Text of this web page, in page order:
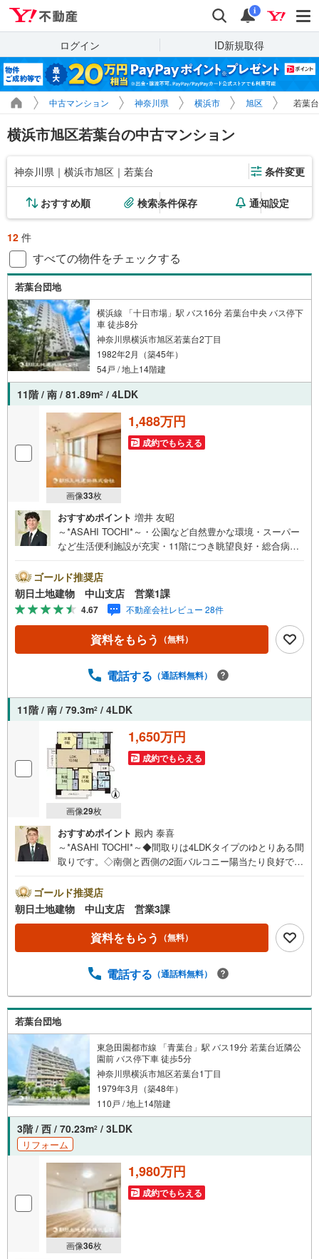
検索 通知
i
ログイン ID新規取得
中古マンション 神奈川県 横浜市 旭区 若葉
横浜市旭区若葉台の中古マンション
神奈川県｜横浜市旭区｜若葉台 条件変更
おすすめ順 検索条件保存 通知設定
12 件
すべての物件をチェックする
若葉台団地
横浜線 「十日市場」駅 バス16分 若葉台中央 バス停下
車 徒歩8分
神奈川県横浜市旭区若葉台2丁目
1982年2月（築45年）
54戸 / 地上14階建
11階 / 南 / 81.89m2 / 4LDK
画像33枚
1,488万円
成約でもらえる
おすすめポイント 増井 友昭
～*ASAHI TOCHI*～・公園など自然豊かな環境・スーパー
など生活便利施設が充実・11階につき眺望良好・総合病院
まで41周年を迎えることができました！ご成約件数7万件達
成!!・当日のご見学も対応可能です！・JR横浜線「中山」
駅徒歩1分！・ご予約は『朝日土地建物中山店』まで！朝日
土地建物グループは地域密着を合言葉に全13店舗でその地
域No.1を目指しております。広告掲載していない物件も多
数ございます。色々廻ったけど良い物件が無いなぁ・・頭
tc.まずは何でもお気軽にご相談ください！有資格者が丁寧
おります!!地域密着だからこそ‥豊富な物件情報と“街”のご
紹介我々だからこその‥ご提案とおもてなし心から「よか
った」と思える住まい、安心のおとりつぎ。朝日土地建物
中山支店でご来店をお待ちしております！
ゴールド推奨店
朝日土地建物 中山支店 営業1課
4.67 不動産会社レビュー 28件
資料をもらう （無料）
電話する （通話料無料）
11階 / 南 / 79.3m2 / 4LDK
画像29枚
1,650万円
成約でもらえる
おすすめポイント 殿内 泰喜
～*ASAHI TOCHI*～◆間取りは4LDKタイプのゆとりある間
取りです。◇南側と西側の2面バルコニー陽当たり良好で
ンクルーム（無償）がございます。◆ガスは都市ガスにな
ります。* * * * 住まい、安心のおとりつぎ * * * *おかげさま
で42周年を迎えることができました♪ご成約件数7万件達
成!!☆当日のご見学も対応可能です！☆JR横浜線「中山」
駅徒歩1分！☆ご予約は『朝日土地建物中山店』まで！朝日
域No.1を目指しております。広告掲載していない物件も多
tc.まずは何でもお気軽にご相談ください！有資格者が丁寧
にご説明させていただきます！お問い合わせをお待ちして
おります!!
ゴールド推奨店
朝日土地建物 中山支店 営業3課
資料をもらう （無料）
電話する （通話料無料）
若葉台団地
東急田園都市線 「青葉台」駅 バス19分 若葉台近隣公
園前 バス停下車 徒歩5分
神奈川県横浜市旭区若葉台1丁目
1979年3月（築48年）
110戸 / 地上14階建
3階 / 西 / 70.23m2 / 3LDK
リフォーム
画像36枚
1,980万円
成約でもらえる